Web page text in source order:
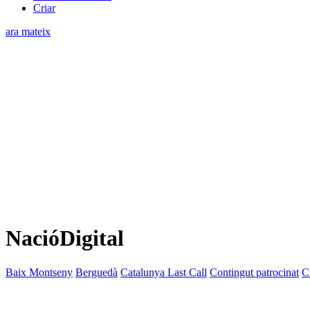
Criar
ara mateix
NacióDigital
Baix Montseny Berguedà Catalunya Last Call Contingut patrocinat